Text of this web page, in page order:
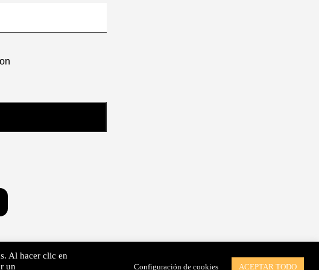
de autor reservados. |
Al hacer clic en
un
Configuración de cookies ACEPTAR TODO